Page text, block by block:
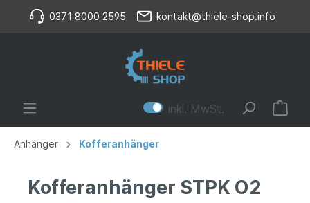
0371 8000 2595 kontakt@thiele-shop.info
inkl. MwSt.
Anhänger Kofferanhänger
Kofferanhänger STPK O2